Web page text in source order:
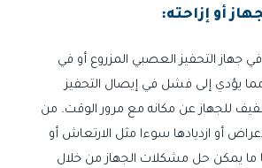
جهاز التحفيز العصبي المزروع أو في
مما يؤدي إلى فشل في إيصال التحفيز
للجهاز عن مكانه مع مرور الوقت. من
أو ازديادها سوءا مثل الارتعاش أو
ما يمكن حل مشكلات الجهاز من خلال